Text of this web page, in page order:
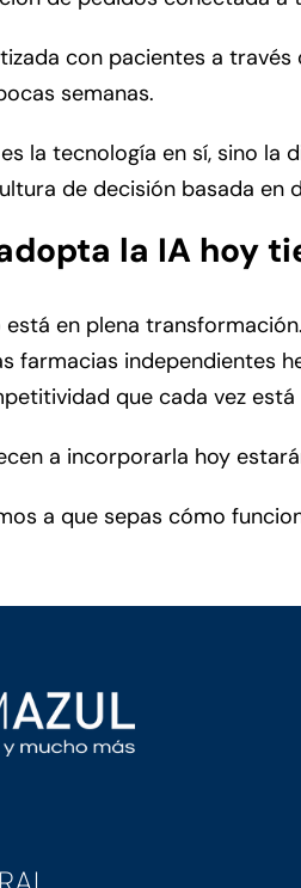
con pacientes a
semanas.
la tecnología en sí, sino la
de decisión basada en
la IA hoy
en plena
farmacias independientes
que cada vez
a incorporarla hoy
a que sepas cómo